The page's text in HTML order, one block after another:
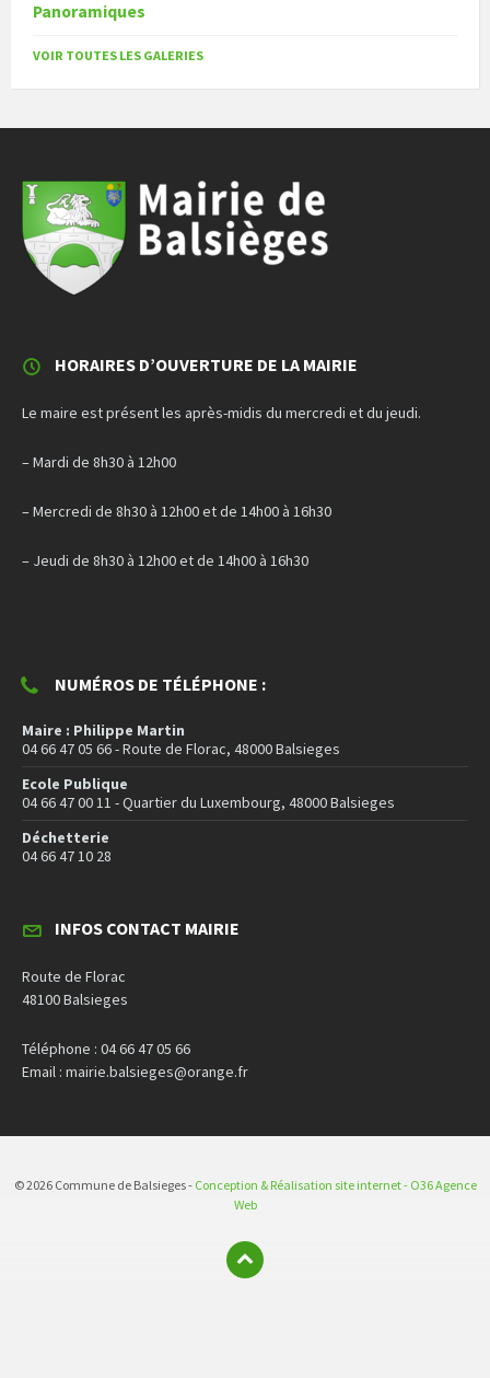
Panoramiques
VOIR TOUTES LES GALERIES
HORAIRES D’OUVERTURE DE LA MAIRIE
Le maire est présent les après-midis du mercredi et du jeudi.
– Mardi de 8h30 à 12h00
– Mercredi de 8h30 à 12h00 et de 14h00 à 16h30
– Jeudi de 8h30 à 12h00 et de 14h00 à 16h30
NUMÉROS DE TÉLÉPHONE :
Maire : Philippe Martin
04 66 47 05 66 - Route de Florac, 48000 Balsieges
Ecole Publique
04 66 47 00 11 - Quartier du Luxembourg, 48000 Balsieges
Déchetterie
04 66 47 10 28
INFOS CONTACT MAIRIE
Route de Florac
48100 Balsieges
Téléphone : 04 66 47 05 66
Email : mairie.balsieges@orange.fr
© 2026 Commune de Balsieges - Conception & Réalisation site internet - O36 Agence
Web